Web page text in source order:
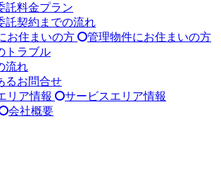
託料金プラン
託契約までの流れ
管理物件にお住まいの方
トラブル
流れ
るお問合せ
サービスエリア情報
会社概要